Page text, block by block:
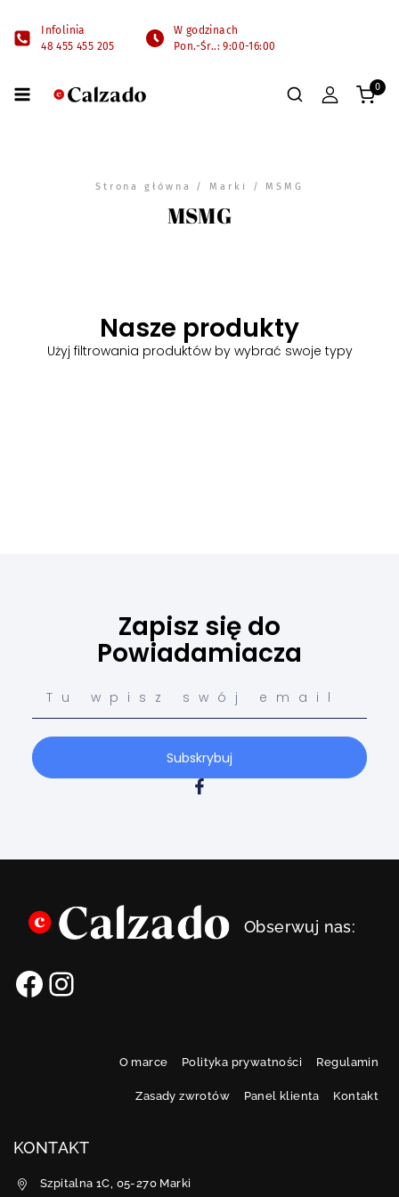
Infolinia
48 455 455 205
W godzinach
Pon.-Śr..: 9:00-16:00
0
Strona główna / Marki / MSMG
MSMG
Nasze produkty
Użyj filtrowania produktów by wybrać swoje typy
Zapisz się do
Powiadamiacza
Subskrybuj
Obserwuj nas:
O marce Polityka prywatności Regulamin
Zasady zwrotów Panel klienta Kontakt
KONTAKT
Szpitalna 1C, 05-270 Marki